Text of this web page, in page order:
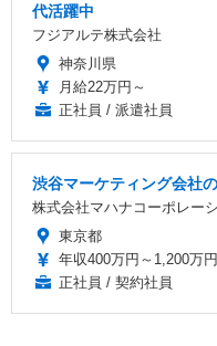
代活躍中
フジアルテ株式会社
神奈川県
月給22万円～
正社員 / 派遣社員
渋谷マーケティング会社
株式会社マハナコーポレー
東京都
年収400万円～1,200万円
正社員 / 契約社員